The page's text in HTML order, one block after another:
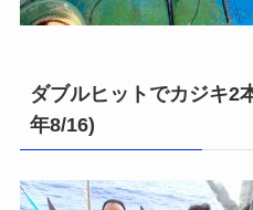
ダブルヒットでカジキ2
年8/16)